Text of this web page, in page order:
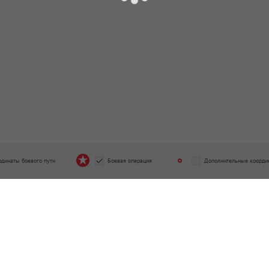
боевого пути Боевая операция Дополнительные